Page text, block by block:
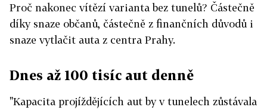
Proč nakonec vítězí varianta bez tunelů? Částečně
díky snaze občanů, částečně z finančních důvodů i
snaze vytlačit auta z centra Prahy.
Dnes až 100 tisíc aut denně
"Kapacita projíždějících aut by v tunelech zůstávala